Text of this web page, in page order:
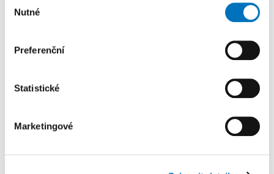
souhlasu
Nutné
Preferenční
Statistické
Marketingové
na základě zpětné vazby ladit a vylepšovat funkčnost
kompletní přeprogramování základní tabulkové databáze
Námětů a projektů města. Hotová by měla být přibližně
propojení této nové databáze Námětů a projektů města
s dashboardem tak, aby docházelo k plynulému transferu
dat a oba systémy mohly vedle sebe fungovat co nejlépe